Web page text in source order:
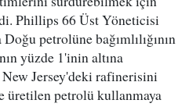
Phillips 66 Üst Yöneticisi
petrolüne bağımlılığının
yüzde 1'inin altına
New Jersey'deki rafinerisini
üretilen petrolü kullanmaya